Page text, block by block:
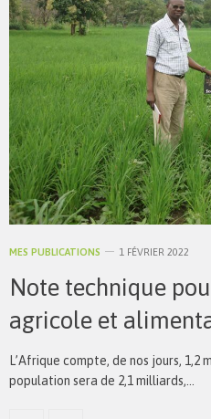
MES PUBLICATIONS 1 FÉVRIER 2022
Note technique
agricole et
L’Afrique compte, de nos jours, 1,2
population sera de 2,1 milliards,…